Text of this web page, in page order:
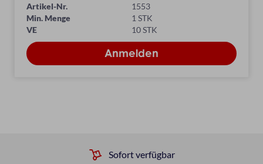
Artikel-Nr.
1553
Min. Menge
1 STK
VE
10 STK
Sofort verfügbar